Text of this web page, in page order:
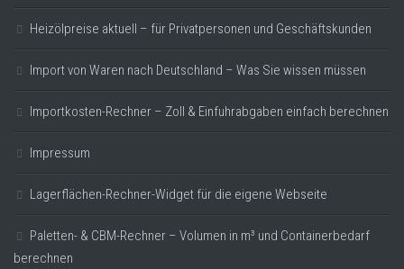
Heizölpreise aktuell – für Privatpersonen und Geschäftskunden
Import von Waren nach Deutschland – Was Sie wissen müssen
Importkosten-Rechner – Zoll & Einfuhrabgaben einfach berechnen
Impressum
Lagerflächen-Rechner-Widget für die eigene Webseite
Paletten- & CBM-Rechner – Volumen in m³ und Containerbedarf
berechnen